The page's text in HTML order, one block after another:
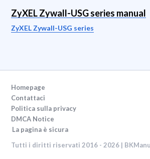
ZyXEL Zywall-USG series manual
ZyXEL Zywall-USG series
Homepage
Contattaci
Politica sulla privacy
DMCA Notice
La pagina è sicura
Tutti i diritti riservati 2016 - 2026 |